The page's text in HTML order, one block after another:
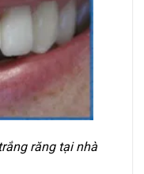
răng tại nhà